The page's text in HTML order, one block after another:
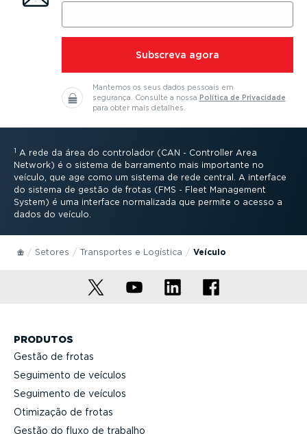
⁠Subscreva agora
Mantemos os seus dados pessoais em
segurança. Consulte a nossa Política de Privacidade
para obter mais detalhes.
1 A rede da área do controlador (CAN - Controller Area
Network) é o sistema de barramento mais importante no
veículo, que age como um sistema de rede central. A interface
do sistema de gestão de frotas (FMS - Fleet Management
System) é uma interface normalizada que permite o acesso a
dados do veículo.
Setores Transportes e Logística Veículo
PRODUTOS
Gestão de frotas
Seguimento de veículos
Seguimento de veículos
Otimização de frotas
Gestão do fluxo de trabalho